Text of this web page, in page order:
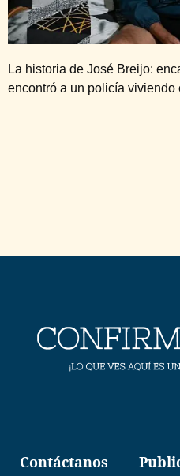
La historia de José Breijo:
encontró a un policía viviendo
Contáctanos